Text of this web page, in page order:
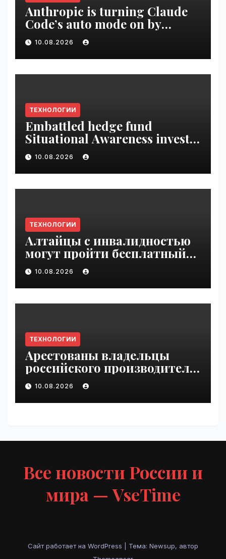
Anthropic is turning Claude
Code’s auto mode on by
default | VseTime.ru
10.08.2026
ТЕХНОЛОГИИ
Embattled hedge fund
Situational Awareness invests
$400M in chip startup Source
Foundry | VseTime.ru
10.08.2026
ТЕХНОЛОГИИ
Алтайцы с инвалидностью
могут пройти бесплатный
обучающий курс по ИИ |
VseTime.ru
10.08.2026
ТЕХНОЛОГИИ
Арестованы владельцы
российского производителя
БПЛА | VseTime.ru
10.08.2026
Все новости России и
мира — VseTime
Сайт работает на WordPress
Тема: Newsup, автор